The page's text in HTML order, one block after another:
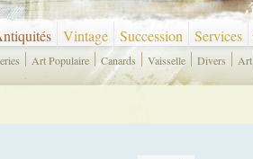
Vintage Succession Services
Art Populaire Canards Vaisselle Divers Art